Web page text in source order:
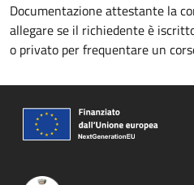
Documentazione attestante la
allegare se il richiedente è
o privato per frequentare un